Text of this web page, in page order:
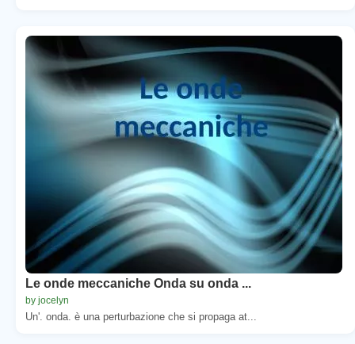
Le onde meccaniche Onda su onda ...
by jocelyn
Un'. onda. è una perturbazione che si propaga at...